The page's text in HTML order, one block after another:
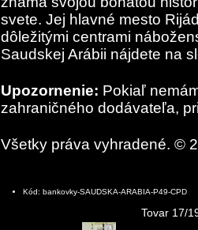
svete. Jej hlavné mesto
dôležitými centrami
Saudskej Arábii nájdete na
Upozornenie: Pokiaľ
zahraničného dodávateľa,
Všetky práva vyhradené. ©
Kód: bankovky-SAUDSKA-ARABIA-P49-CPD
Tovar 17/